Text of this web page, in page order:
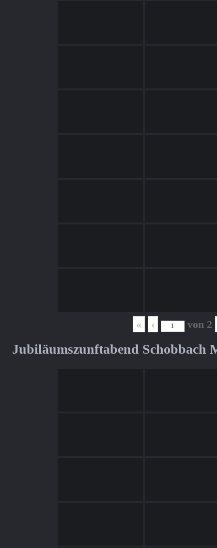
« ‹ von 2
Jubiläumszunftabend Schobbach